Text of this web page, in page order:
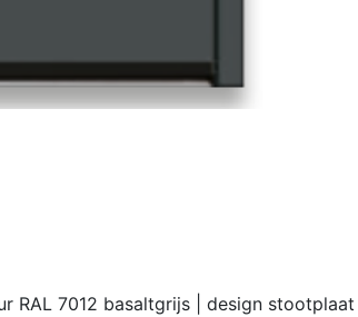
RAL 7012 basaltgrijs | design stootplaat